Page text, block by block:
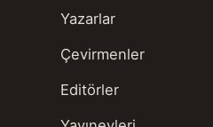
Yazarlar
Çevirmenler
Editörler